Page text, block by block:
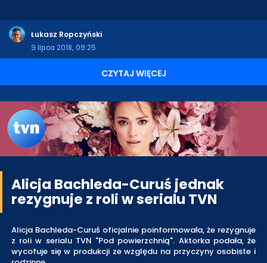
Łukasz Ropczyński
9 lipca 2018, 09:25
CZYTAJ WIĘCEJ
Alicja Bachleda-Curuś jednak
rezygnuje z roli w serialu TVN
Alicja Bachleda-Curuś oficjalnie poinformowała, że rezygnuje
z roli w serialu TVN "Pod powierzchnią". Aktorka podała, że
wycofuje się w produkcji ze względu na przyczyny osobiste i